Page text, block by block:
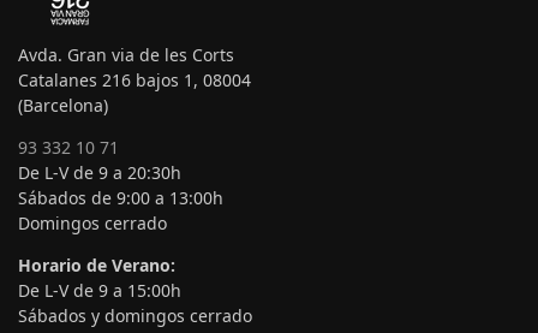
Avda. Gran via de les Corts
Catalanes 216 bajos 1, 08004
(Barcelona)
93 332 10 71
De L-V de 9 a 20:30h
Sábados de 9:00 a 13:00h
Domingos cerrado
Horario de Verano:
De L-V de 9 a 15:00h
Sábados y domingos cerrado